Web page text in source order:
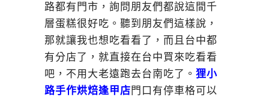
路都有門市，詢問朋友們都說這間千
層蛋糕很好吃。聽到朋友們這樣說，
那就讓我也想吃看看了，而且台中都
有分店了，就直接在台中買來吃看看
吧，不用大老遠跑去台南吃了。 狸小
路手作烘焙逢甲店門口有停車格可以